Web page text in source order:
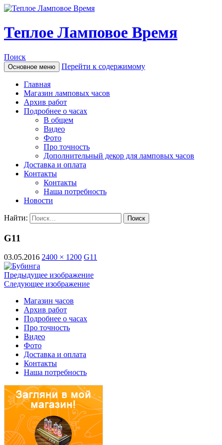
Теплое Ламповое Время
Поиск
Основное меню Перейти к содержимому
Главная
Магазин ламповых часов
Архив работ
Подробнее о часах
В общем
Видео
Фото
Про точность
Дополнительный декор для ламповых часов
Доставка и оплата
Контакты
Контакты
Наша потребность
Новости
Найти:
G11
03.05.2016 2400 × 1200 G11
Предыдущее изображение
Следующее изображение
Магазин часов
Архив работ
Подробнее о часах
Про точность
Видео
Фото
Доставка и оплата
Контакты
Наша потребность